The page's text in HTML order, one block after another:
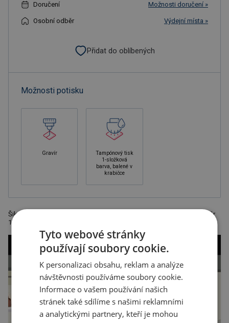
Doručení Možnosti doručení »
Osobní odběr Výdejní místa »
Přidat do oblíbených
Možnosti potisku
Gravír
Tampónový tisk
1-složková
barva, balené v
krabičce
Šikovná hra věž, vyrobená ze dřeva, baleno v dárkové krabičce, rozměr
16 x 5 x 5 cm.
Tyto webové stránky
používají soubory cookie.
K personalizaci obsahu, reklam a analýze
návštěvnosti používáme soubory cookie.
Informace o vašem používání našich
stránek také sdílíme s našimi reklamními
a analytickými partnery, kteří je mohou